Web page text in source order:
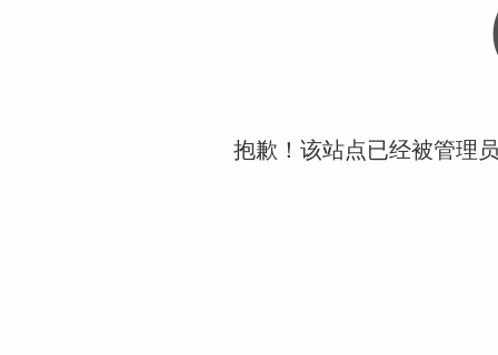
抱歉！该站点已经被管理